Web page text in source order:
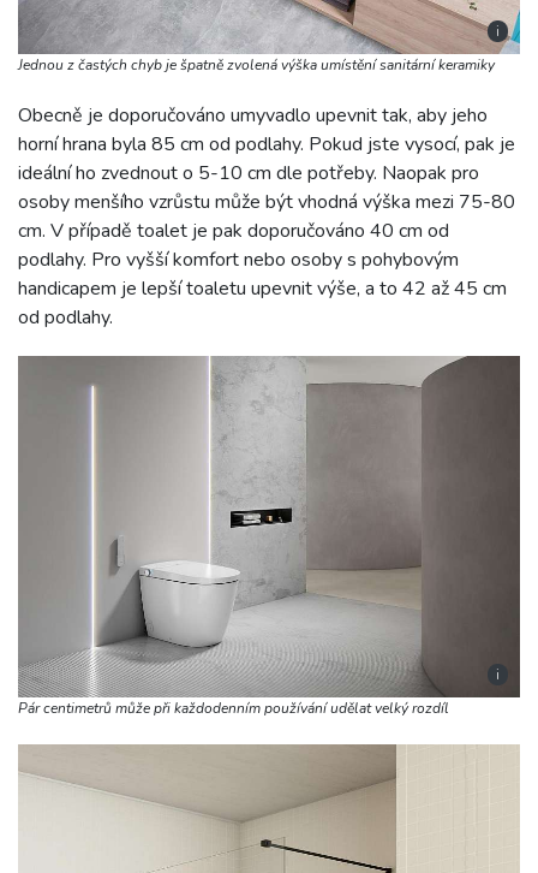
i
Jednou z častých chyb je špatně zvolená výška umístění sanitární keramiky
Obecně je doporučováno umyvadlo upevnit tak, aby jeho
horní hrana byla 85 cm od podlahy. Pokud jste vysocí, pak je
ideální ho zvednout o 5-10 cm dle potřeby. Naopak pro
osoby menšího vzrůstu může být vhodná výška mezi 75-80
cm. V případě toalet je pak doporučováno 40 cm od
podlahy. Pro vyšší komfort nebo osoby s pohybovým
handicapem je lepší toaletu upevnit výše, a to 42 až 45 cm
od podlahy.
i
Pár centimetrů může při každodenním používání udělat velký rozdíl